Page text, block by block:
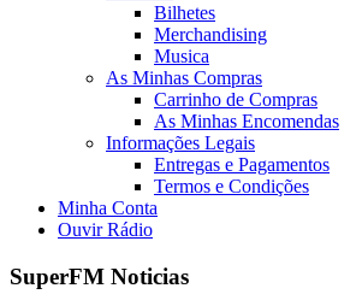
Bilhetes
Merchandising
Musica
As Minhas Compras
Carrinho de Compras
As Minhas Encomendas
Informações Legais
Entregas e Pagamentos
Termos e Condições
Minha Conta
Ouvir Rádio
SuperFM Noticias